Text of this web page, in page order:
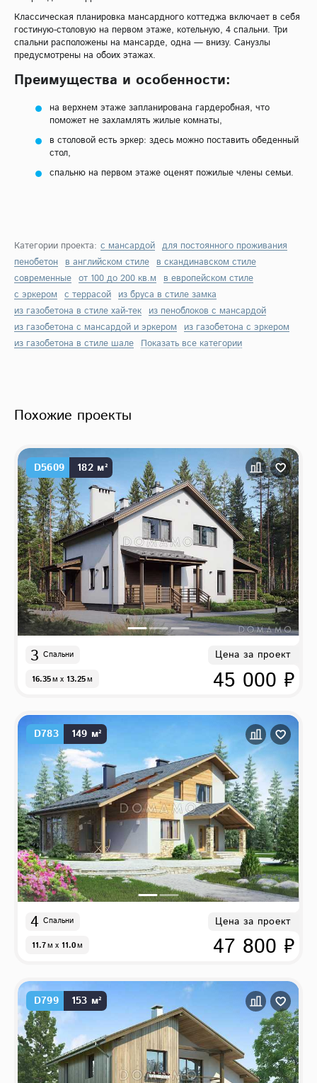
Классическая планировка мансардного коттеджа включает в себя
гостиную-столовую на первом этаже, котельную, 4 спальни. Три
спальни расположены на мансарде, одна — внизу. Санузлы
предусмотрены на обоих этажах.
Преимущества и особенности:
на верхнем этаже запланирована гардеробная, что
поможет не захламлять жилые комнаты,
в столовой есть эркер: здесь можно поставить обеденный
стол,
спальню на первом этаже оценят пожилые члены семьи.
Категории проекта: с мансардой для постоянного проживания
пенобетон в английском стиле в скандинавском стиле
современные от 100 до 200 кв.м
в европейском стиле
с эркером с террасой из бруса в стиле замка
из газобетона в стиле хай-тек из пеноблоков с мансардой
из газобетона с мансардой и эркером
из газобетона с эркером
из газобетона в стиле шале Показать все категории
Похожие проекты
D5609 182 м²
3 Спальни
16.35м x 13.25м
Цена за проект
45 000 ₽
D783 149 м²
4 Спальни
11.7м x 11.0м
Цена за проект
47 800 ₽
D799 153 м²